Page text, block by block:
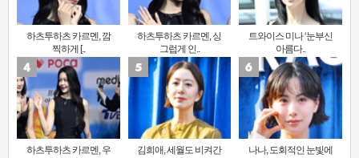
하츠투하츠 카르멘, 깜
찍하게 [..
하츠투하츠 카르멘, 싱
그럽게 인..
트와이스 미나 ‘눈부신
아름다..
하츠투하츠 카르멘, 우
김희애, 세월도 비켜간
나나, 도회적인 눈빛에